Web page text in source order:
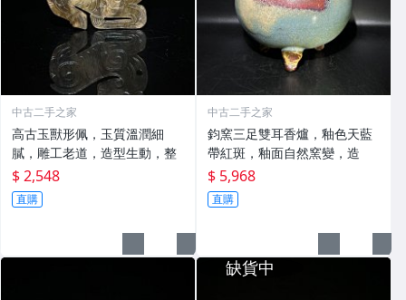
中古二手之家
高古玉獸形佩，玉質溫潤細
膩，雕工老道，造型生動，整
$ 2,548
直購
中古二手之家
鈞窯三足雙耳香爐，釉色天藍
帶紅斑，釉面自然窯變，造
$ 5,968
直購